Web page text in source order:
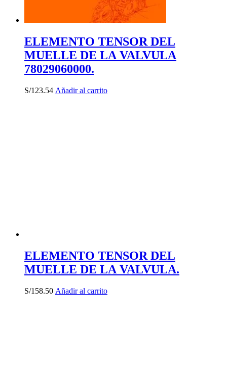
ELEMENTO TENSOR DEL
MUELLE DE LA VALVULA
78029060000.
S/123.54 Añadir al carrito
ELEMENTO TENSOR DEL
MUELLE DE LA VALVULA.
S/158.50 Añadir al carrito